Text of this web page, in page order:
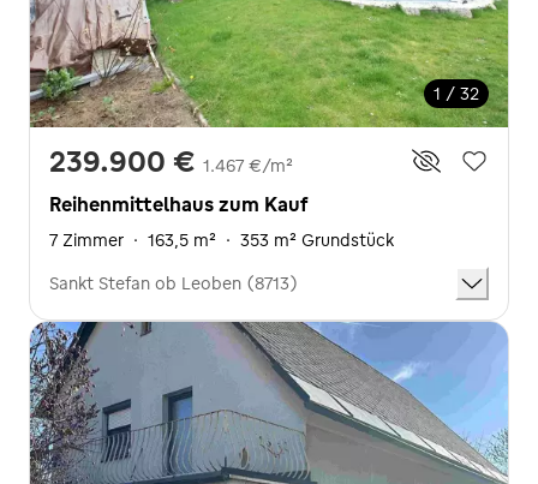
1 / 32
239.900 € 1.467 €/m²
Reihenmittelhaus zum Kauf
7 Zimmer · 163,5 m² · 353 m² Grundstück
Sankt Stefan ob Leoben (8713)